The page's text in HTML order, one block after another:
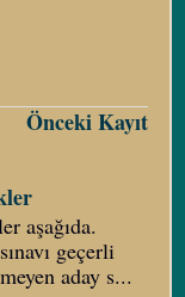
Önceki Kayıt
aşağıda.
geçerli
aday s...